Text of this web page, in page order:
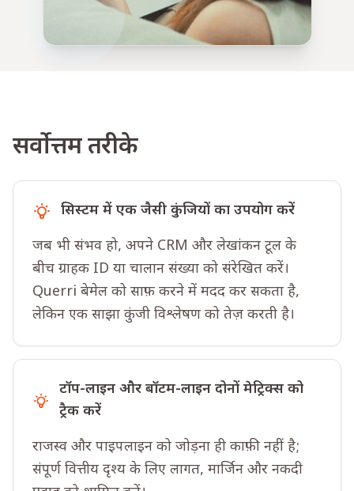
सर्वोत्तम तरीके
सिस्टम में एक जैसी कुंजियों का उपयोग करें
जब भी संभव हो, अपने CRM और लेखांकन टूल के
बीच ग्राहक ID या चालान संख्या को संरेखित करें।
Querri बेमेल को साफ़ करने में मदद कर सकता है,
लेकिन एक साझा कुंजी विश्लेषण को तेज़ करती है।
टॉप-लाइन और बॉटम-लाइन दोनों मेट्रिक्स को
ट्रैक करें
राजस्व और पाइपलाइन को जोड़ना ही काफ़ी नहीं है;
संपूर्ण वित्तीय दृश्य के लिए लागत, मार्जिन और नकदी